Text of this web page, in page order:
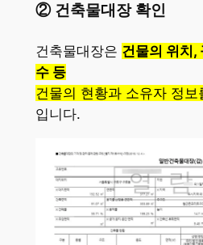
② 건축물대장 확인
건축물대장은 건물의 위치,
수 등
건물의 현황과 소유자 정
입니다.